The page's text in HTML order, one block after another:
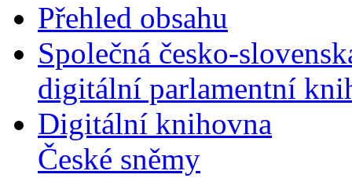
Přehled obsahu
Společná česko-
digitální parlamentní
Digitální knihovna
České sněmy